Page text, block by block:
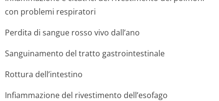
con problemi respiratori
Perdita di sangue rosso vivo dall’ano
Sanguinamento del tratto gastrointestinale
Rottura dell’intestino
Infiammazione del rivestimento dell’esofago